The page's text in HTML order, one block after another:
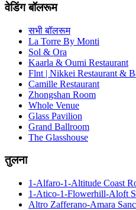
वेडिंग बॉलरूम
सभी बॉलरूम
La Torre By Monti
Sol & Ora
Kaarla & Oumi Restaurant
Flnt | Nikkei Restaurant &
Camille Restaurant
Zhongshan Room
Whole Venue
Glass Pavilion
Grand Ballroom
The Glasshouse
तुलना
1-Alfaro-1-Altitude Coast
1-Atico-1-Flowerhill-Aloft
Altro Zafferano-Amara